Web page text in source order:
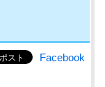
Facebook